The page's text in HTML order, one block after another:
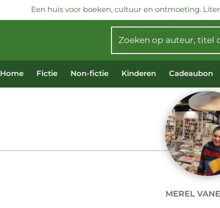
Een huis voor boeken, cultuur en ontmoeting.
Home Fictie Non-fictie Kinderen Cadeaubon
MEREL